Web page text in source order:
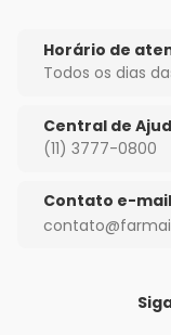
Horário de
Todos os dias
Central de
(11) 3777-0800
Contato e-mail